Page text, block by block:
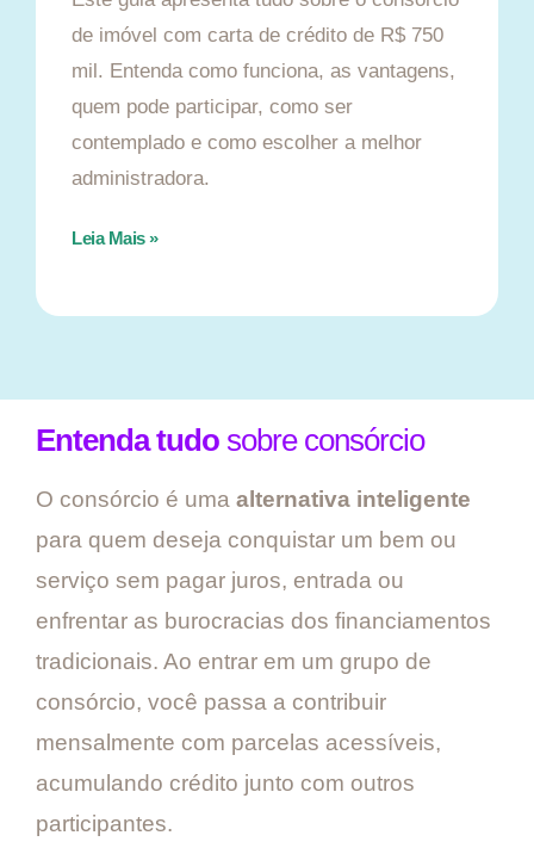
de imóvel com carta de crédito de R$ 750
mil. Entenda como funciona, as vantagens,
quem pode participar, como ser
contemplado e como escolher a melhor
administradora.
Leia Mais »
Entenda tudo sobre consórcio
O consórcio é uma alternativa inteligente
para quem deseja conquistar um bem ou
serviço sem pagar juros, entrada ou
enfrentar as burocracias dos financiamentos
tradicionais. Ao entrar em um grupo de
consórcio, você passa a contribuir
mensalmente com parcelas acessíveis,
acumulando crédito junto com outros
participantes.